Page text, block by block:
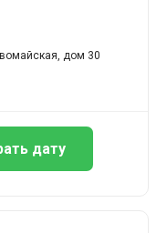
дом 30
дату